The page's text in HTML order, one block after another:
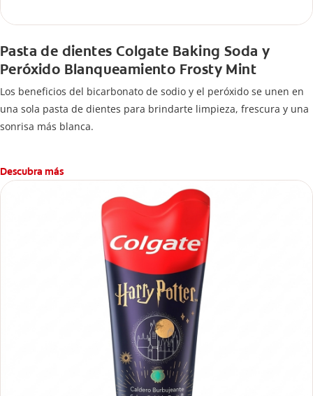
Pasta de dientes Colgate Baking Soda y
Peróxido Blanqueamiento Frosty Mint
Los beneficios del bicarbonato de sodio y el peróxido se unen en
una sola pasta de dientes para brindarte limpieza, frescura y una
sonrisa más blanca.
Descubra más